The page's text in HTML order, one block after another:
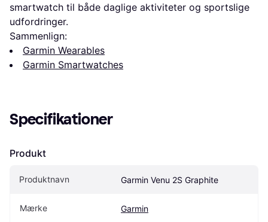
smartwatch til både daglige aktiviteter og sportslige
udfordringer.
Sammenlign:
Garmin Wearables
Garmin Smartwatches
Specifikationer
Produkt
Produktnavn Garmin Venu 2S Graphite
Mærke Garmin